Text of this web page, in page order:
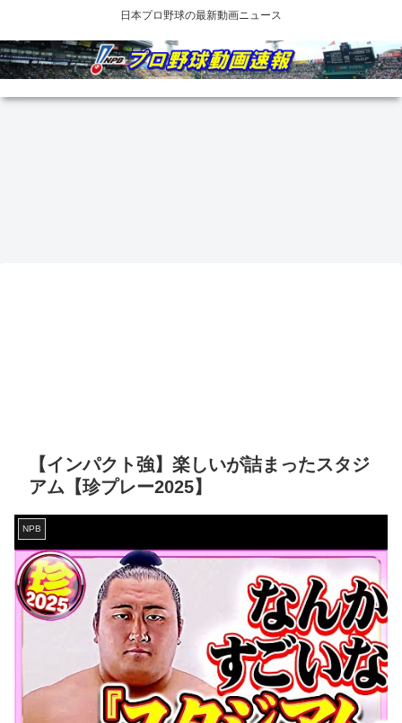
日本プロ野球の最新動画ニュース
【インパクト強】楽しいが詰まったスタジ
アム【珍プレー2025】
NPB